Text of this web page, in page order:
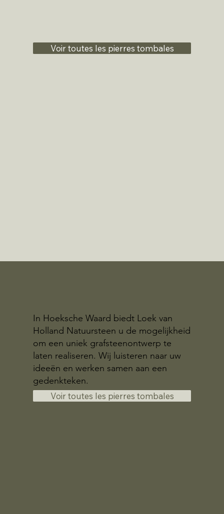
Voir toutes les pierres tombales
In Hoeksche Waard biedt Loek van
Holland Natuursteen u de mogelijkheid
om een uniek grafsteenontwerp te
laten realiseren. Wij luisteren naar uw
ideeën en werken samen aan een
gedenkteken.
Voir toutes les pierres tombales